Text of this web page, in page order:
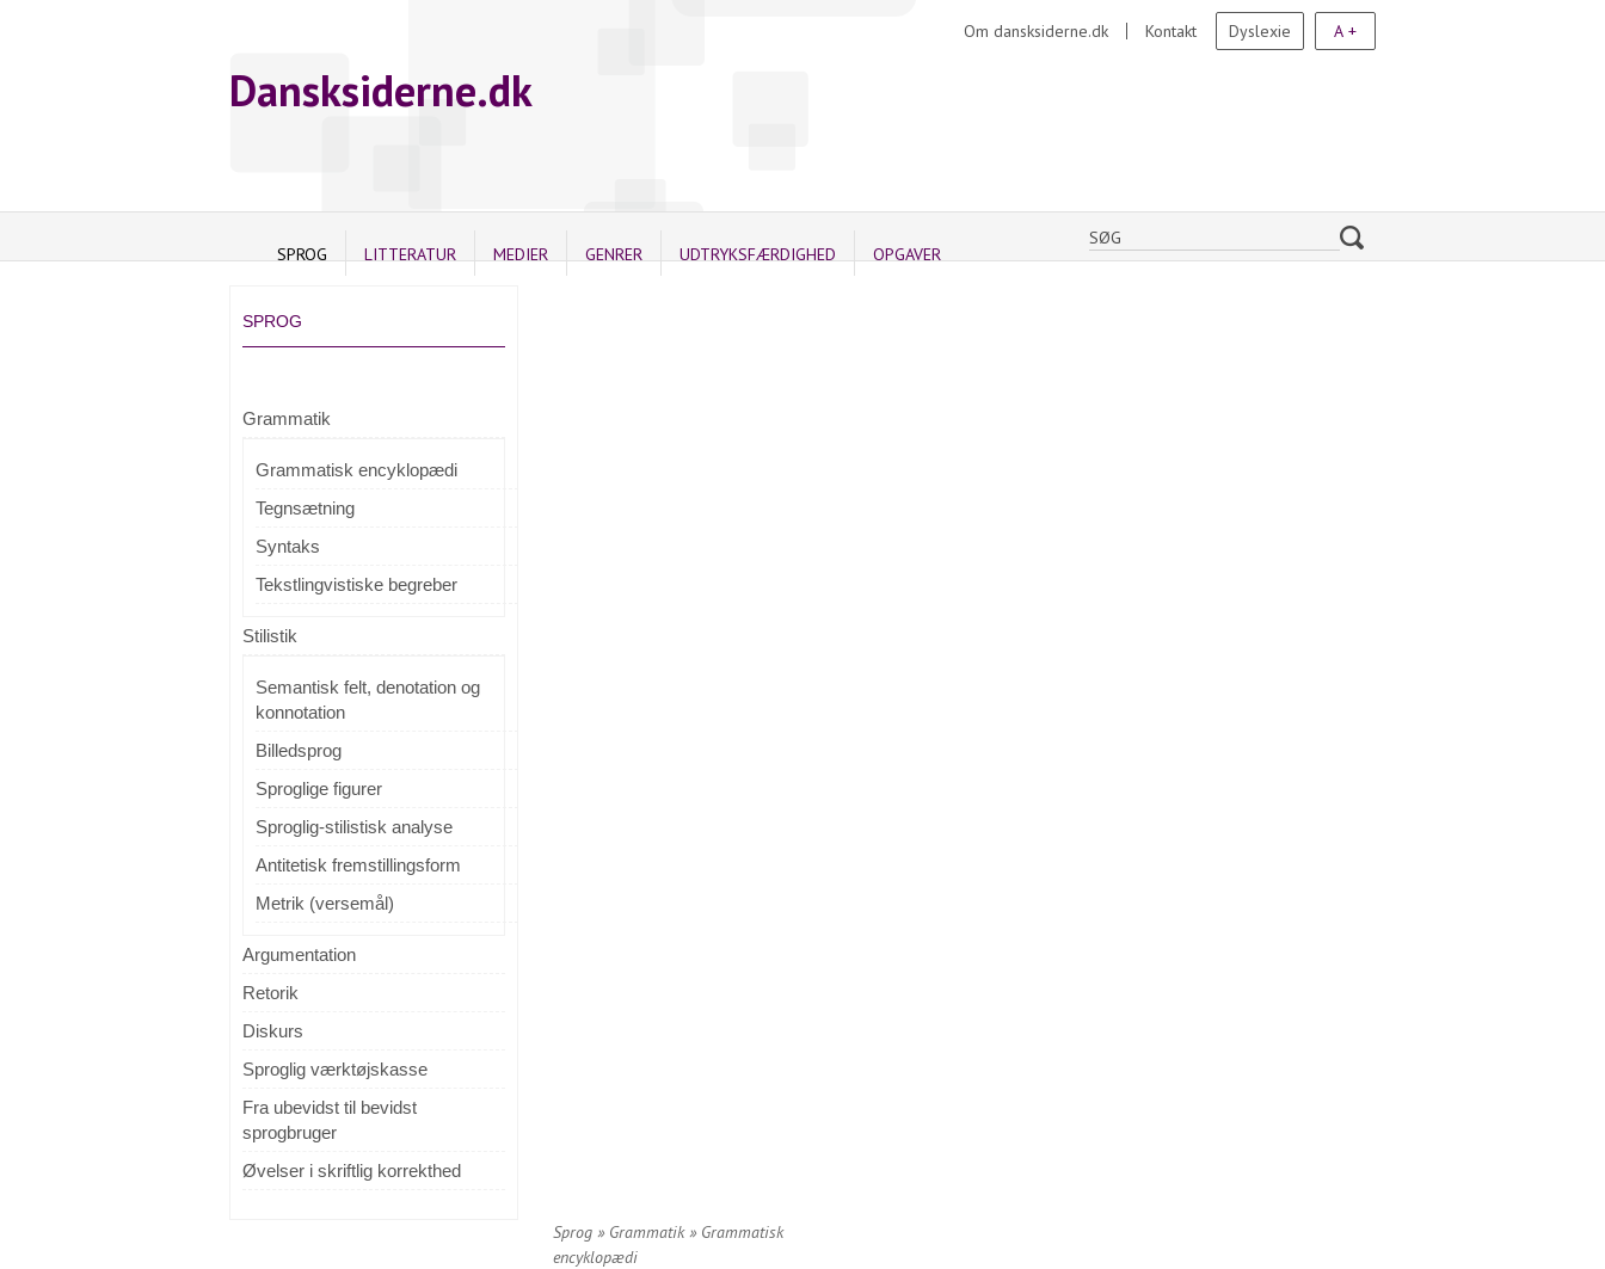
Dansksiderne.dk
Om dansksiderne.dk Kontakt Dyslexie A +
SPROG LITTERATUR MEDIER GENRER UDTRYKSFÆRDIGHED OPGAVER
SPROG
Grammatik
Grammatisk encyklopædi
Tegnsætning
Syntaks
Tekstlingvistiske begreber
Stilistik
Semantisk felt, denotation og
konnotation
Billedsprog
Sproglige figurer
Sproglig-stilistisk analyse
Antitetisk fremstillingsform
Metrik (versemål)
Argumentation
Retorik
Diskurs
Sproglig værktøjskasse
Fra ubevidst til bevidst
sprogbruger
Øvelser i skriftlig korrekthed
Sprog » Grammatik» Grammatisk
encyklopædi